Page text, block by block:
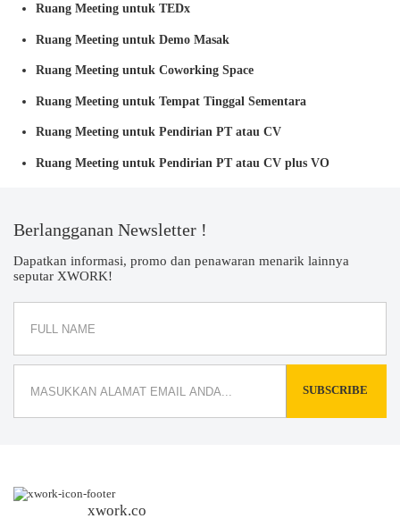
Ruang Meeting untuk TEDx
Ruang Meeting untuk Demo Masak
Ruang Meeting untuk Coworking Space
Ruang Meeting untuk Tempat Tinggal Sementara
Ruang Meeting untuk Pendirian PT atau CV
Ruang Meeting untuk Pendirian PT atau CV plus VO
Berlangganan Newsletter !
Dapatkan informasi, promo dan penawaran menarik lainnya
seputar XWORK!
SUBSCRIBE
xwork.co